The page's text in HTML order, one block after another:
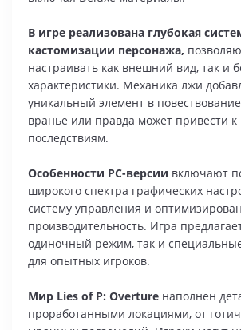
В игре реализована глубокая
кастомизации персонажа,
настраивать как внешний вид, так и
характеристики. Механика лжи
уникальный элемент в
враньё или правда может привести
последствиям.
Особенности PC-версии включают
широкого спектра графических
систему управления и
производительность. Игра
одиночный режим, так и
для опытных игроков.
Мир Lies of P: Overture наполнен
проработанными локациями, от